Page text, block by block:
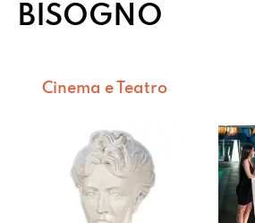
BISOGNO
Cinema e Teatro